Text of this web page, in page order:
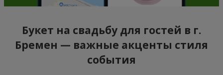
Букет на свадьбу для гостей в г.
Бремен — важные акценты стиля
события